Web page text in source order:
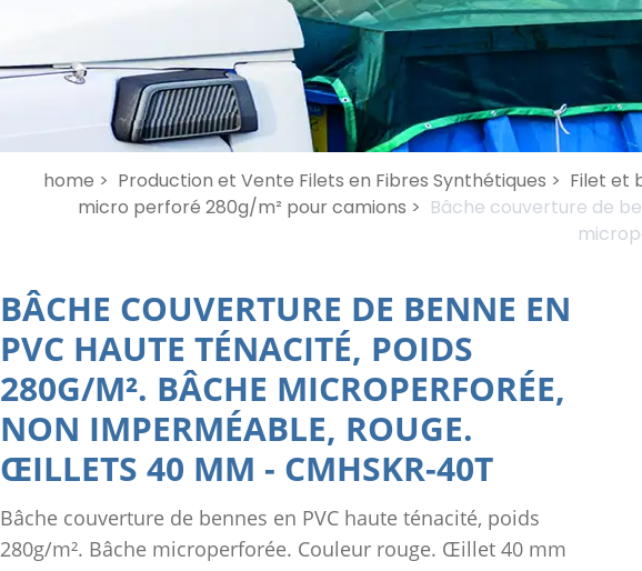
home > Production et Vente Filets en Fibres Synthétiques > Filet et
micro perforé 280g/m² pour camions > Bâche couverture de
BÂCHE COUVERTURE DE BENNE EN
PVC HAUTE TÉNACITÉ, POIDS
280G/M². BÂCHE MICROPERFORÉE,
NON IMPERMÉABLE, ROUGE.
ŒILLETS 40 MM - CMHSKR-40T
Bâche couverture de bennes en PVC haute ténacité, poids
280g/m². Bâche microperforée. Couleur rouge. Œillet 40 mm